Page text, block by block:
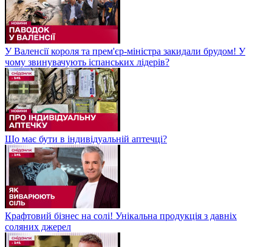
У Валенсії короля та прем'єр-міністра закидали брудом! У
чому звинувачують іспанських лідерів?
Що має бути в індивідуальній аптечці?
Крафтовий бізнес на солі! Унікальна продукція з давніх
соляних джерел